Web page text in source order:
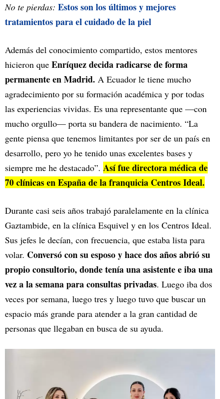
No te pierdas: Estos son los últimos y mejores
tratamientos para el cuidado de la piel
Además del conocimiento compartido, estos mentores
hicieron que Enríquez decida radicarse de forma
permanente en Madrid. A Ecuador le tiene mucho
agradecimiento por su formación académica y por todas
las experiencias vividas. Es una representante que —con
mucho orgullo— porta su bandera de nacimiento. “La
gente piensa que tenemos limitantes por ser de un país en
desarrollo, pero yo he tenido unas excelentes bases y
siempre me he destacado”. Así fue directora médica de
70 clínicas en España de la franquicia Centros Ideal.
Durante casi seis años trabajó paralelamente en la clínica
Gaztambide, en la clínica Esquivel y en los Centros Ideal.
Sus jefes le decían, con frecuencia, que estaba lista para
volar. Conversó con su esposo y hace dos años abrió su
propio consultorio, donde tenía una asistente e iba una
vez a la semana para consultas privadas. Luego iba dos
veces por semana, luego tres y luego tuvo que buscar un
espacio más grande para atender a la gran cantidad de
personas que llegaban en busca de su ayuda.